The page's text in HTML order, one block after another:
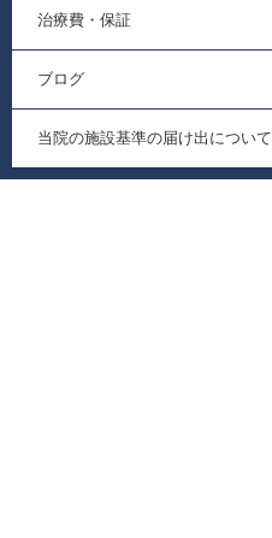
治療費・保証
ブログ
当院の施設基準の届け出について